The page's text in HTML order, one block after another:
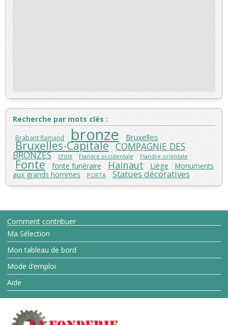
Recherche par mots clés :
Brabant flamand bronze Bruxelles
Bruxelles-Capitale COMPAGNIE DES
BRONZES croix Flandre occidentale Flandre orientale
Fonte fonte funéraire Hainaut Liège
Monuments
aux grands hommes
PORTA Statues décoratives
Comment contribuer
Ma Sélection
Mon tableau de bord
Mode d’emploi
Aide